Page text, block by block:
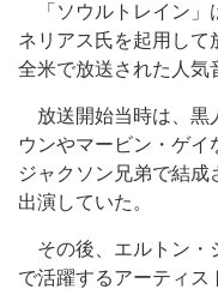
「ソウルトレイン」
ネリアス氏を起用し
全米で放送された人気
放送開始当時は、黒
ウンやマービン・ゲイ
ジャクソン兄弟で結
出演していた。
その後、エルトン・
で活躍するアーティス